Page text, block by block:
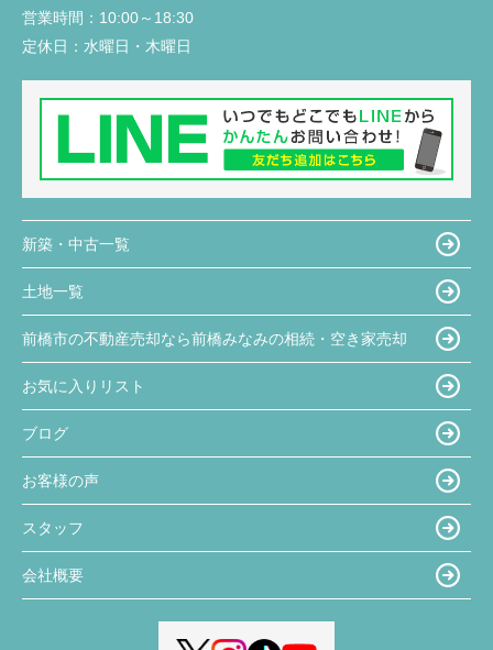
営業時間： 10:00～18:30
定休日： 水曜日・木曜日
新築・中古一覧
土地一覧
前橋市の不動産売却なら前橋みなみの相続・空き家売却
お気に入りリスト
ブログ
お客様の声
スタッフ
会社概要